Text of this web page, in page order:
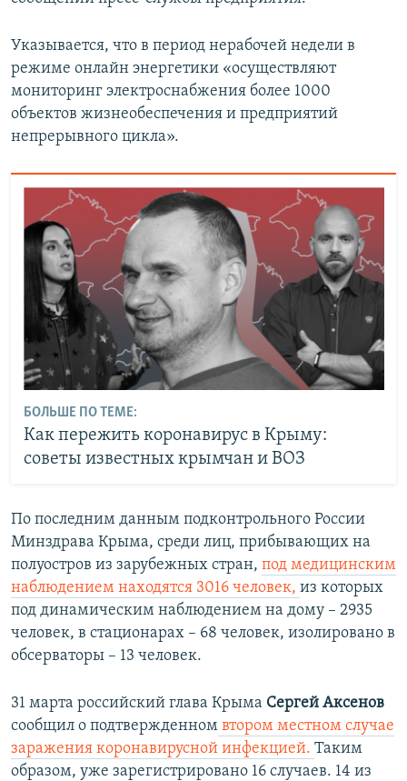
Указывается, что в период нерабочей недели в
режиме онлайн энергетики «осуществляют
мониторинг электроснабжения более 1000
объектов жизнеобеспечения и предприятий
непрерывного цикла».
БОЛЬШЕ ПО ТЕМЕ:
Как пережить коронавирус в Крыму:
советы известных крымчан и ВОЗ
По последним данным подконтрольного России
Минздрава Крыма, среди лиц, прибывающих на
полуостров из зарубежных стран, под медицинским
наблюдением находятся 3016 человек, из которых
под динамическим наблюдением на дому – 2935
человек, в стационарах – 68 человек, изолировано в
обсерваторы – 13 человек.
31 марта российский глава Крыма Сергей Аксенов
сообщил о подтвержденном втором местном случае
заражения коронавирусной инфекцией. Таким
образом, уже зарегистрировано 16 случаев. 14 из